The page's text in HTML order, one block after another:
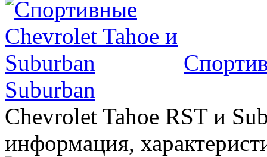
Suburban
Chevrolet Tahoe RST и
информация,